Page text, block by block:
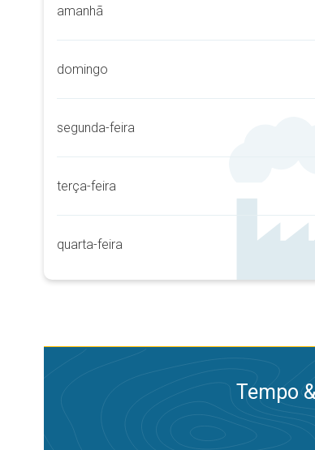
amanhã
domingo
segunda-feira
terça-feira
quarta-feira
Tempo